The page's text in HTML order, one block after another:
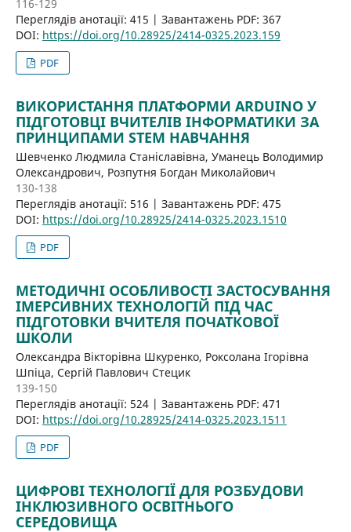
116-129
Переглядів анотації: 415 | Завантажень PDF: 367
DOI: https://doi.org/10.28925/2414-0325.2023.159
PDF
ВИКОРИСТАННЯ ПЛАТФОРМИ ARDUINO У
ПІДГОТОВЦІ ВЧИТЕЛІВ ІНФОРМАТИКИ ЗА
ПРИНЦИПАМИ STEM НАВЧАННЯ
Шевченко Людмила Станіславівна, Уманець Володимир
Олександрович, Розпутня Богдан Миколайович
130-138
Переглядів анотації: 516 | Завантажень PDF: 475
DOI: https://doi.org/10.28925/2414-0325.2023.1510
PDF
МЕТОДИЧНІ ОСОБЛИВОСТІ ЗАСТОСУВАННЯ
ІМЕРСИВНИХ ТЕХНОЛОГІЙ ПІД ЧАС
ПІДГОТОВКИ ВЧИТЕЛЯ ПОЧАТКОВОЇ
ШКОЛИ
Олександра Вікторівна Шкуренко, Роксолана Ігорівна
Шпіца, Сергій Павлович Стецик
139-150
Переглядів анотації: 524 | Завантажень PDF: 471
DOI: https://doi.org/10.28925/2414-0325.2023.1511
PDF
ЦИФРОВІ ТЕХНОЛОГІЇ ДЛЯ РОЗБУДОВИ
ІНКЛЮЗИВНОГО ОСВІТНЬОГО
СЕРЕДОВИЩА